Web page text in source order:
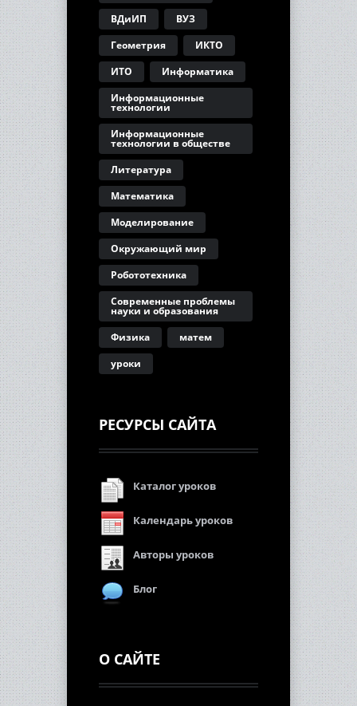
ВДиИП
ВУЗ
Геометрия
ИКТО
ИТО
Информатика
Информационные
технологии
Информационные
технологии в обществе
Литература
Математика
Моделирование
Окружающий мир
Робототехника
Современные проблемы
науки и образования
Физика
матем
уроки
РЕСУРСЫ САЙТА
Каталог уроков
Календарь уроков
Авторы уроков
Блог
О САЙТЕ